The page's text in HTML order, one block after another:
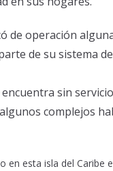
de operación
de su sistema
sin
complejos
esta isla del Caribe